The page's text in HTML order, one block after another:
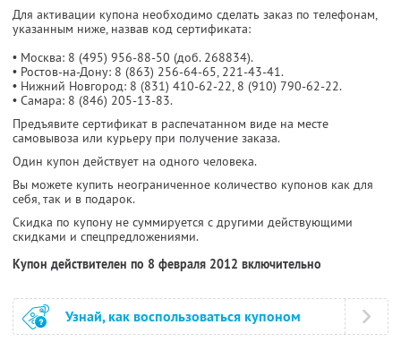
Для активации купона необходимо сделать заказ по телефонам,
указанным ниже, назвав код сертификата:
• Москва: 8 (495) 956-88-50 (доб. 268834).
• Ростов-на-Дону: 8 (863) 256-64-65, 221-43-41.
• Нижний Новгород: 8 (831) 410-62-22, 8 (910) 790-62-22.
• Самара: 8 (846) 205-13-83.
Предъявите сертификат в распечатанном виде на месте
самовывоза или курьеру при получение заказа.
Один купон действует на одного человека.
Вы можете купить неограниченное количество купонов как для
себя, так и в подарок.
Скидка по купону не суммируется с другими действующими
скидками и спецпредложениями.
Купон действителен по 8 февраля 2012 включительно
Узнай, как воспользоваться купоном